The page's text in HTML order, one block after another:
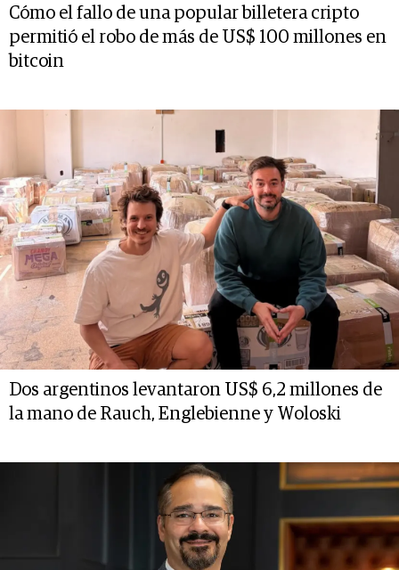
Cómo el fallo de una popular billetera cripto
permitió el robo de más de US$ 100 millones en
bitcoin
Dos argentinos levantaron US$ 6,2 millones de
la mano de Rauch, Englebienne y Woloski